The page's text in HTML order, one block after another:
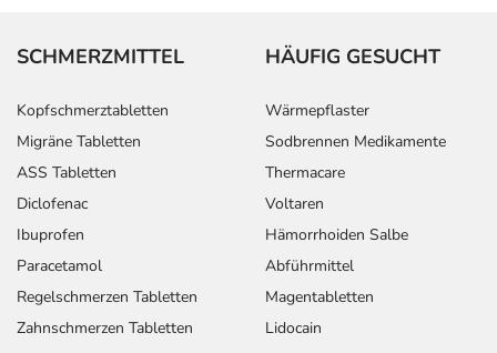
SCHMERZMITTEL
Kopfschmerztabletten
Migräne Tabletten
ASS Tabletten
Diclofenac
Ibuprofen
Paracetamol
Regelschmerzen Tabletten
Zahnschmerzen Tabletten
HÄUFIG GESUCHT
Wärmepflaster
Sodbrennen Medikamente
Thermacare
Voltaren
Hämorrhoiden Salbe
Abführmittel
Magentabletten
Lidocain